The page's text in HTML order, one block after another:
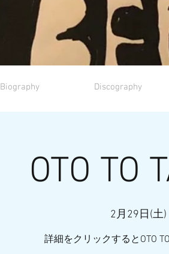
Biography Discography
OTO TO
2月29日(土)
詳細をクリックするとOTO